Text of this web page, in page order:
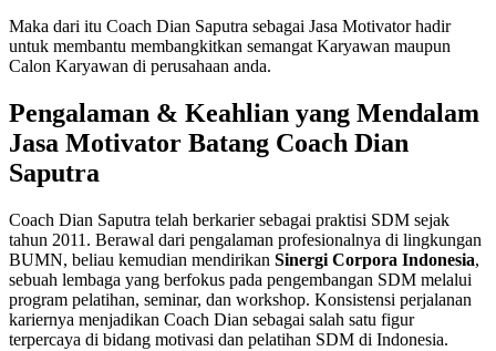
Maka dari itu Coach Dian Saputra sebagai Jasa Motivator hadir
untuk membantu membangkitkan semangat Karyawan maupun
Calon Karyawan di perusahaan anda.
Pengalaman & Keahlian yang Mendalam
Jasa Motivator Batang Coach Dian
Saputra
Coach Dian Saputra telah berkarier sebagai praktisi SDM sejak
tahun 2011. Berawal dari pengalaman profesionalnya di lingkungan
BUMN, beliau kemudian mendirikan Sinergi Corpora Indonesia,
sebuah lembaga yang berfokus pada pengembangan SDM melalui
program pelatihan, seminar, dan workshop. Konsistensi perjalanan
kariernya menjadikan Coach Dian sebagai salah satu figur
terpercaya di bidang motivasi dan pelatihan SDM di Indonesia.